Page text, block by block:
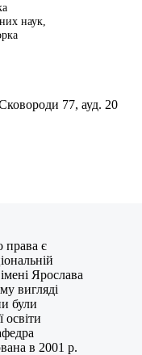
наук,
77, ауд. 20
права є
Ярослава
вигляді
були
освіти
в 2001 р.